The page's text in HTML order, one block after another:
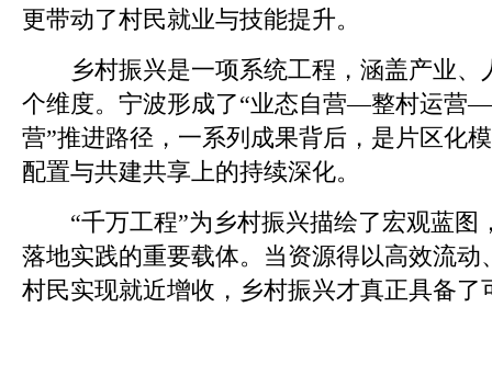
更带动了村民就业与技能提升。
乡村振兴是一项系统工程，涵盖产业、
个维度。宁波形成了“业态自营—整村运营
营”推进路径，一系列成果背后，是片区化
配置与共建共享上的持续深化。
“千万工程”为乡村振兴描绘了宏观蓝图
落地实践的重要载体。当资源得以高效流动
村民实现就近增收，乡村振兴才真正具备了